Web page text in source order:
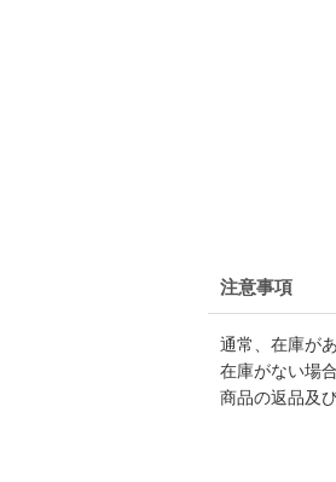
注意事項
通常、在庫が
在庫がない場
商品の返品及